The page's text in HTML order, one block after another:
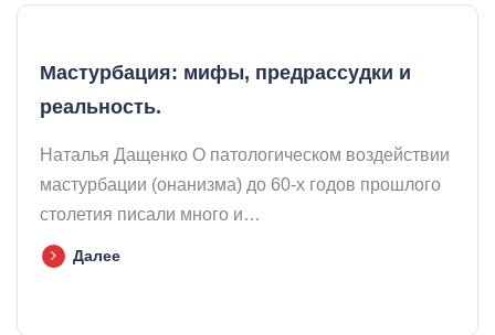
Мастурбация: мифы, предрассудки и
реальность.
Наталья Дащенко О патологическом воздействии
мастурбации (онанизма) до 60-х годов прошлого
столетия писали много и…
Далее